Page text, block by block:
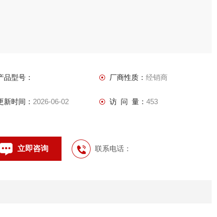
品型号： 厂商性质： 经销商
新时间： 2026-06-02 访 问 量： 453
立即咨询 联系电话：